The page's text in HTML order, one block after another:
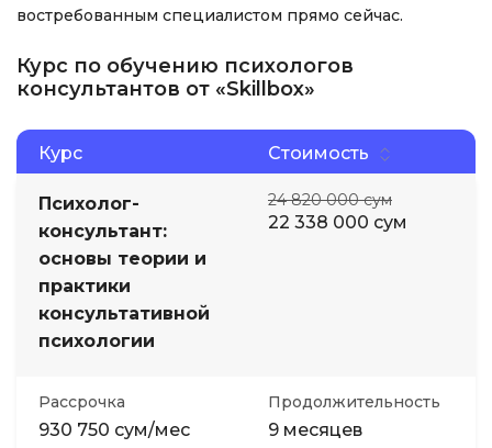
востребованным специалистом прямо сейчас.
Курс по обучению психологов
консультантов от «Skillbox»
Курс Стоимость
Психолог-
консультант:
основы теории и
практики
консультативной
психологии
24 820 000 сум
22 338 000 сум
Рассрочка
930 750 сум/мес
Продолжительность
9 месяцев